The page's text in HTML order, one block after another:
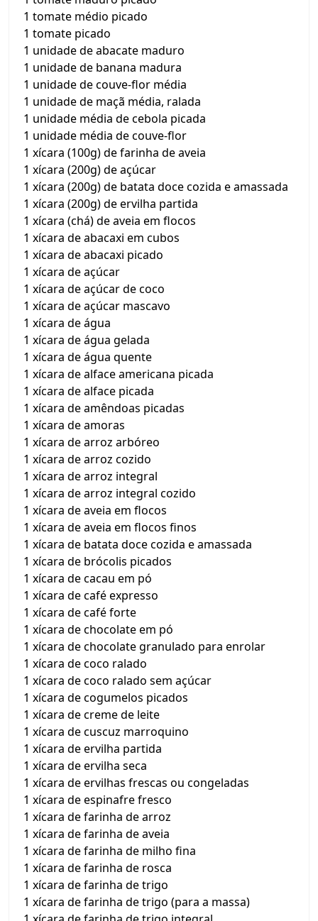
1 tomate médio picado
1 tomate picado
1 unidade de abacate maduro
1 unidade de banana madura
1 unidade de couve-flor média
1 unidade de maçã média, ralada
1 unidade média de cebola picada
1 unidade média de couve-flor
1 xícara (100g) de farinha de aveia
1 xícara (200g) de açúcar
1 xícara (200g) de batata doce cozida e amassada
1 xícara (200g) de ervilha partida
1 xícara (chá) de aveia em flocos
1 xícara de abacaxi em cubos
1 xícara de abacaxi picado
1 xícara de açúcar
1 xícara de açúcar de coco
1 xícara de açúcar mascavo
1 xícara de água
1 xícara de água gelada
1 xícara de água quente
1 xícara de alface americana picada
1 xícara de alface picada
1 xícara de amêndoas picadas
1 xícara de amoras
1 xícara de arroz arbóreo
1 xícara de arroz cozido
1 xícara de arroz integral
1 xícara de arroz integral cozido
1 xícara de aveia em flocos
1 xícara de aveia em flocos finos
1 xícara de batata doce cozida e amassada
1 xícara de brócolis picados
1 xícara de cacau em pó
1 xícara de café expresso
1 xícara de café forte
1 xícara de chocolate em pó
1 xícara de chocolate granulado para enrolar
1 xícara de coco ralado
1 xícara de coco ralado sem açúcar
1 xícara de cogumelos picados
1 xícara de creme de leite
1 xícara de cuscuz marroquino
1 xícara de ervilha partida
1 xícara de ervilha seca
1 xícara de ervilhas frescas ou congeladas
1 xícara de espinafre fresco
1 xícara de farinha de arroz
1 xícara de farinha de aveia
1 xícara de farinha de milho fina
1 xícara de farinha de rosca
1 xícara de farinha de trigo
1 xícara de farinha de trigo (para a massa)